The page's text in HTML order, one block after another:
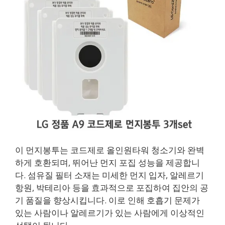
이 먼지봉투는 코드제로 올인원타워 청소기와 완벽
하게 호환되며, 뛰어난 먼지 포집 성능을 제공합니
다. 섬유질 필터 소재는 미세한 먼지 입자, 알레르기
항원, 박테리아 등을 효과적으로 포집하여 집안의 공
기 품질을 향상시킵니다. 이로 인해 호흡기 문제가
있는 사람이나 알레르기가 있는 사람에게 이상적인